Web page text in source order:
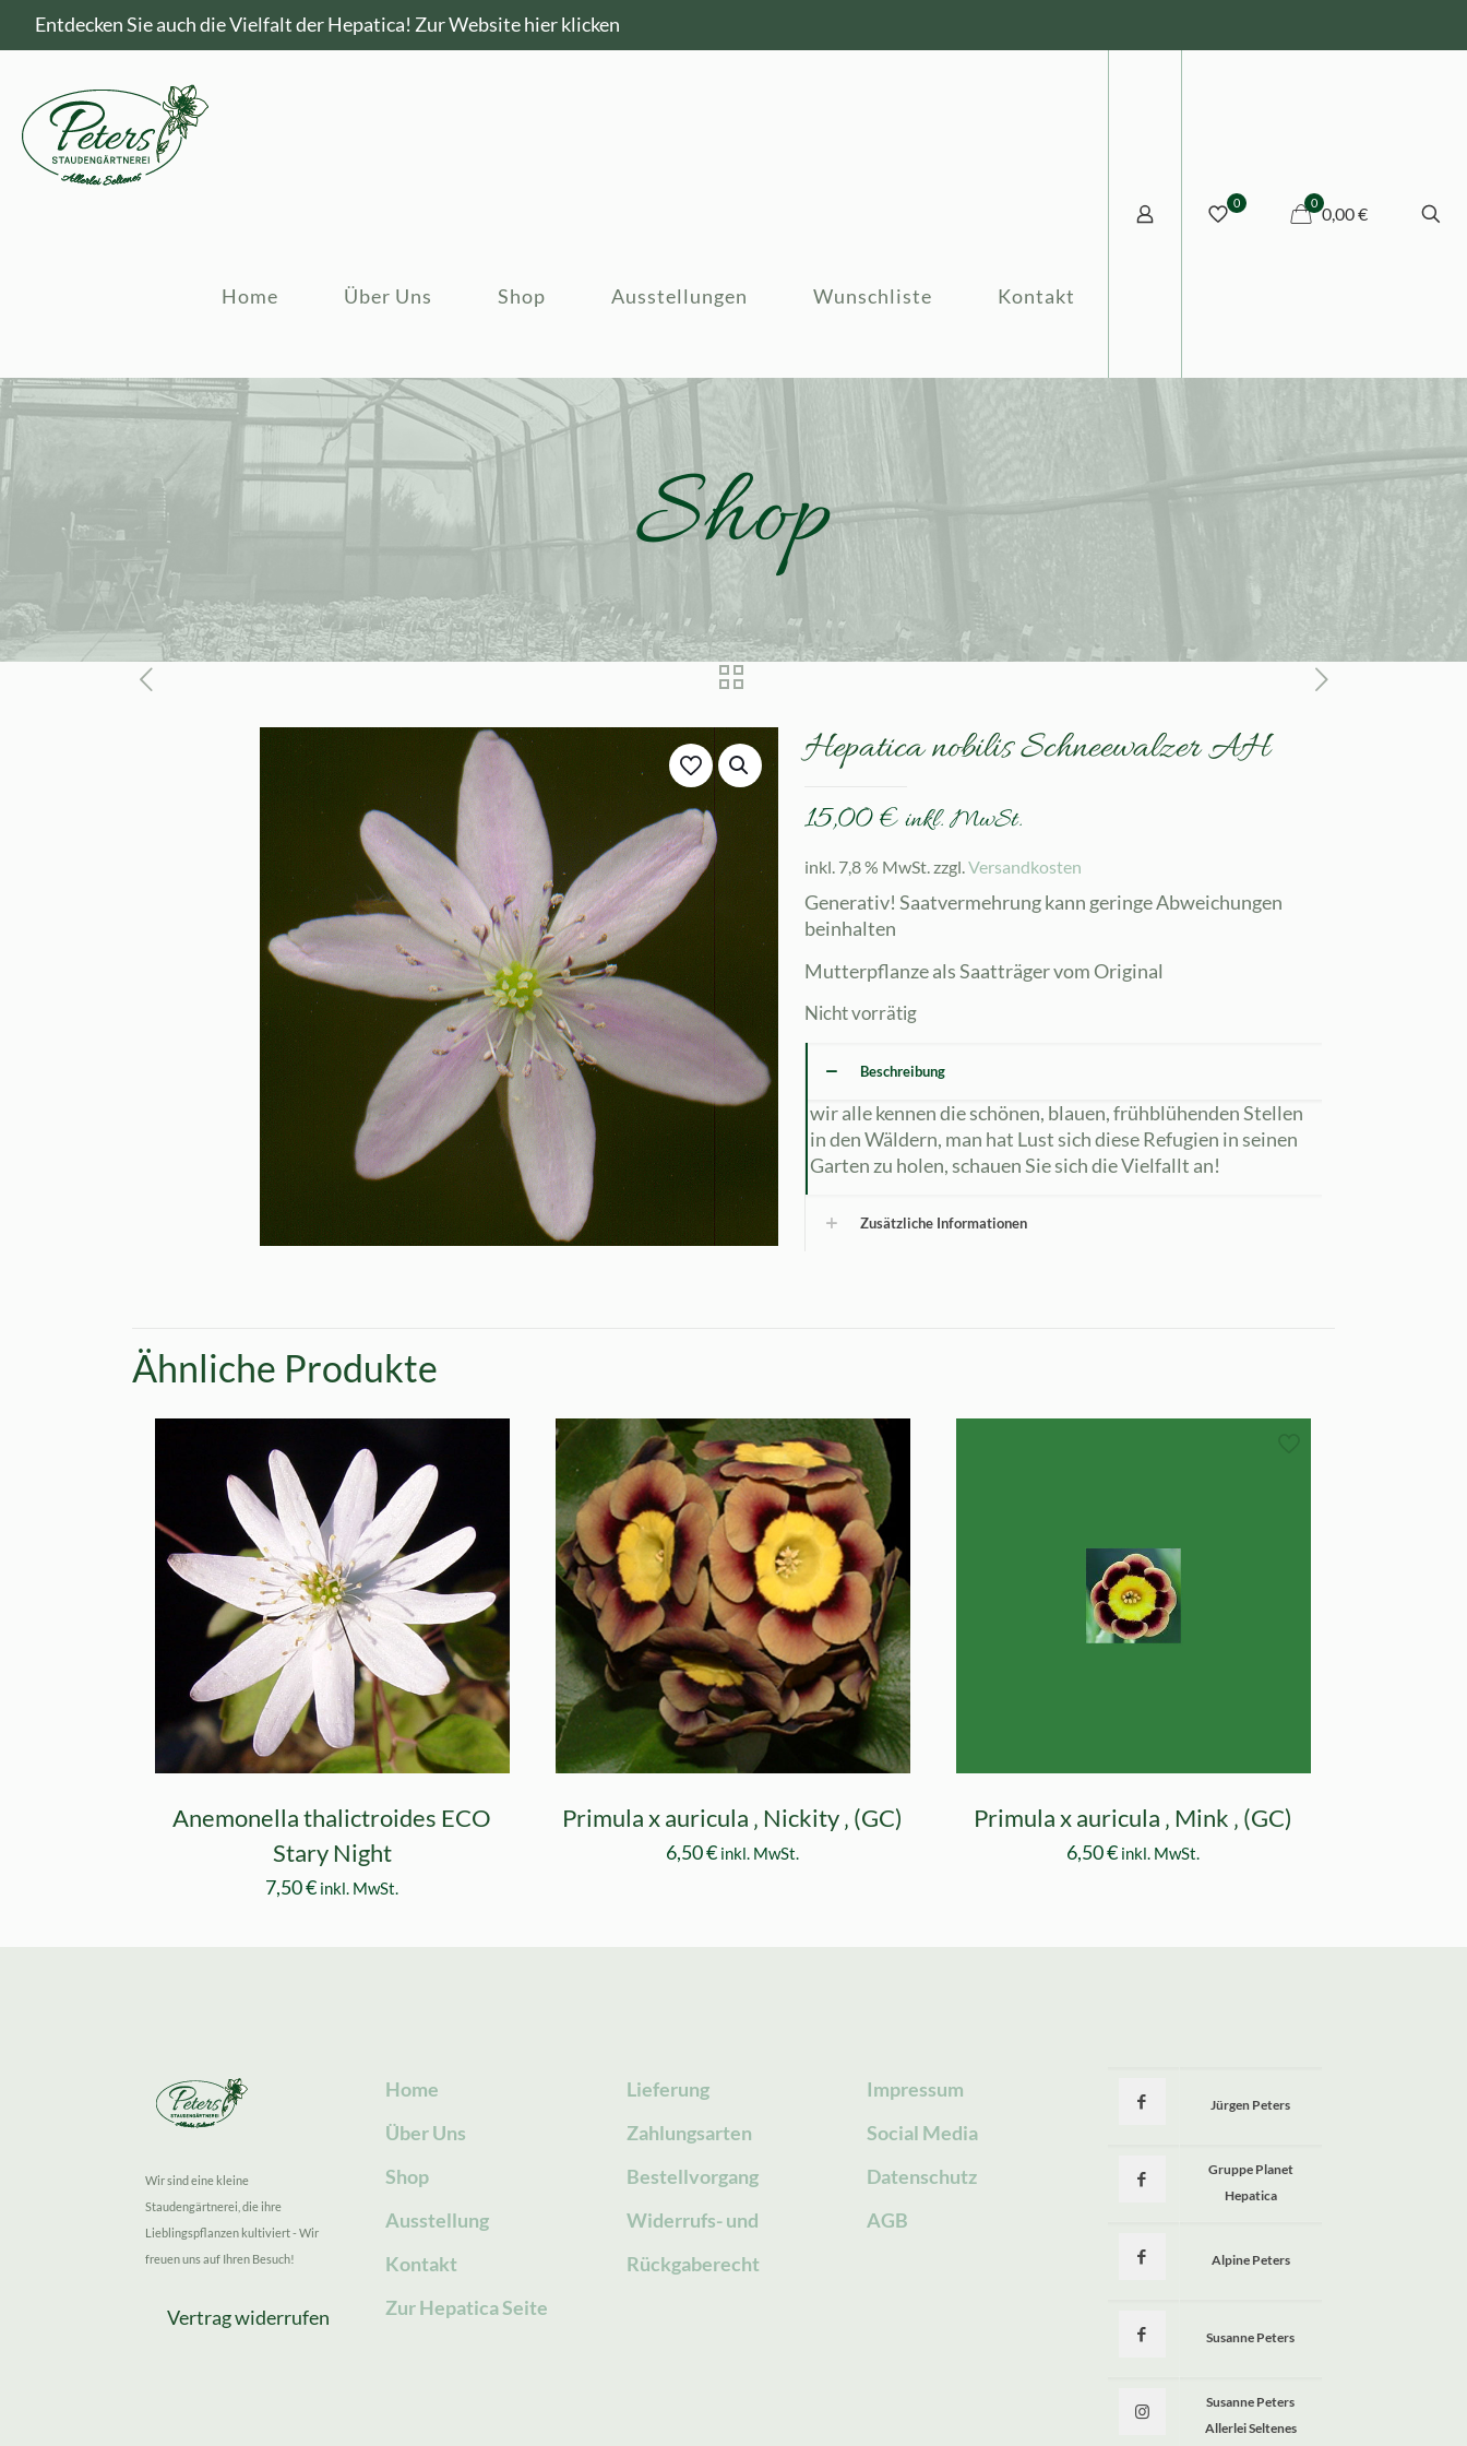
Entdecken Sie auch die Vielfalt der Hepatica! Zur Website hier klicken
Home Über Uns Shop Ausstellungen Wunschliste Kontakt
0 0
0,00 €
Shop
Hepatica nobilis Schneewalzer AH
15,00€ inkl. MwSt.
inkl. 7,8 % MwSt.zzgl.Versandkosten
Generativ! Saatvermehrung kann geringe Abweichungen
beinhalten
Mutterpflanze als Saatträger vom Original
Nicht vorrätig
Beschreibung
wir alle kennen die schönen, blauen, frühblühenden Stellen
in den Wäldern, man hat Lust sich diese Refugien in seinen
Garten zu holen, schauen Sie sich die Vielfallt an!
Zusätzliche Informationen
Ähnliche Produkte
Anemonella thalictroides ECO
Stary Night
7,50€ inkl. MwSt.
Primula x auricula ‚ Nickity ‚ (GC)
6,50€ inkl. MwSt.
Primula x auricula ‚ Mink ‚ (GC)
6,50€ inkl. MwSt.
Wir sind eine kleine
Staudengärtnerei, die ihre
Lieblingspflanzen kultiviert - Wir
freuen uns auf Ihren Besuch!
Vertrag widerrufen
Home
Über Uns
Shop
Ausstellung
Kontakt
Zur Hepatica Seite
Lieferung
Zahlungsarten
Bestellvorgang
Widerrufs- und
Rückgaberecht
Impressum
Social Media
Datenschutz
AGB
Jürgen Peters
Gruppe Planet
Hepatica
Alpine Peters
Susanne Peters
Susanne Peters
Allerlei Seltenes